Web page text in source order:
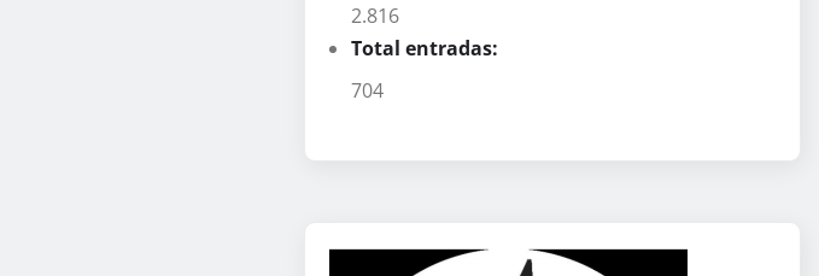
2.816
Total entradas:
704